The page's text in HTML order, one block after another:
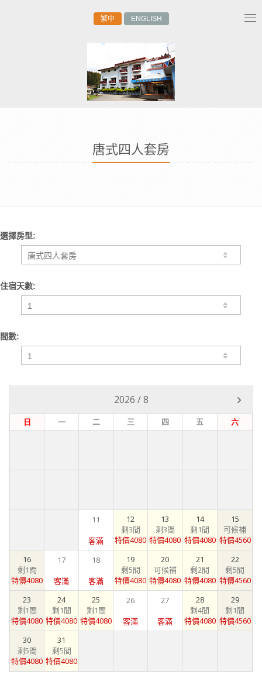
繁中 ENGLISH
唐式四人套房
選擇房型:
住宿天數:
間數:
2026 /8
日 一 二 三 四 五 六
11
客滿
12
剩3間
特價4080
13
剩3間
特價4080
14
剩1間
特價4080
15
可候補
特價4560
16
剩1間
特價4080
17
客滿
18
客滿
19
剩5間
特價4080
20
可候補
特價4080
21
剩2間
特價4080
22
剩5間
特價4560
23
剩1間
特價4080
24
剩1間
特價4080
25
剩1間
特價4080
26
客滿
27
客滿
28
剩4間
特價4080
29
剩1間
特價4560
30
剩5間
特價4080
31
剩5間
特價4080